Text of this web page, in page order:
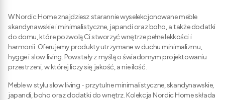
W Nordic Home znajdziesz starannie wyselekcjonowane meble
skandynawskie i minimalistyczne, japandi oraz boho, a także dodatki
do domu, które pozwolą Ci stworzyć wnętrze pełne lekkości i
harmonii. Oferujemy produkty utrzymane w duchu minimalizmu,
hygge i slow living. Powstały z myślą o świadomym projektowaniu
przestrzeni, w której liczy się jakość, a nie ilość.
Meble w stylu slow living - przytulne minimalistyczne, skandynawskie,
japandi, boho oraz dodatki do wnętrz. Kolekcja Nordic Home składa